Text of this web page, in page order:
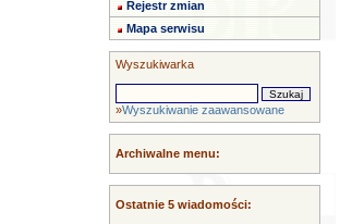
Rejestr zmian
Mapa serwisu
Wyszukiwarka
»Wyszukiwanie zaawansowane
Archiwalne menu:
Ostatnie 5 wiadomości: